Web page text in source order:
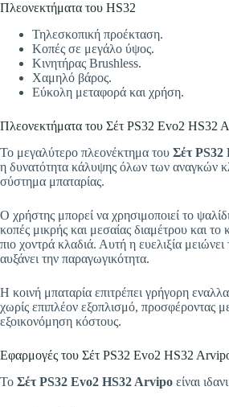
Πλεονεκτήματα του HS32
Τηλεσκοπική προέκταση.
Κοπές σε μεγάλο ύψος.
Κινητήρας Brushless.
Χαμηλό βάρος.
Εύκολη μεταφορά και χρήση.
Πλεονεκτήματα του Σέτ PS32 Evo2 HS32
Το μεγαλύτερο πλεονέκτημα του Σέτ
η δυνατότητα κάλυψης όλων των αναγκών
σύστημα μπαταρίας.
Ο χρήστης μπορεί να χρησιμοποιεί το
κοπές μικρής και μεσαίας διαμέτρου και
πιο χοντρά κλαδιά. Αυτή η ευελιξία μειώνει
αυξάνει την παραγωγικότητα.
Η κοινή μπαταρία επιτρέπει γρήγορη
χωρίς επιπλέον εξοπλισμό, προσφέροντας
εξοικονόμηση κόστους.
Εφαρμογές του Σέτ PS32 Evo2 HS32
Το Σέτ PS32 Evo2 HS32 Arvipo είναι